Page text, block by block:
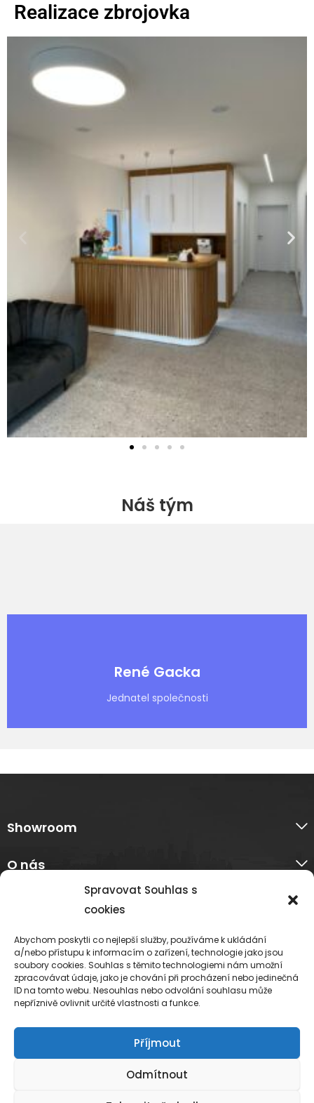
Spravovat Souhlas s
cookies
Abychom poskytli co nejlepší služby, používáme k ukládání
a/nebo přístupu k informacím o zařízení, technologie jako jsou
soubory cookies. Souhlas s těmito technologiemi nám umožní
zpracovávat údaje, jako je chování při procházení nebo jedinečná
ID na tomto webu. Nesouhlas nebo odvolání souhlasu může
nepříznivě ovlivnit určité vlastnosti a funkce.
Příjmout
Odmítnout
Realizace zbrojovka
Náš tým
René Gacka
Jednatel společnosti
Showroom
O nás
Informace k nákupu
Platební metody
Sledujte nás
Svítíme zdravě © 2026 Všechna práva vyhrazena.